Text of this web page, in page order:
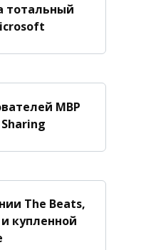
тотальный
MBP
Sharing
The Beats,
купленной